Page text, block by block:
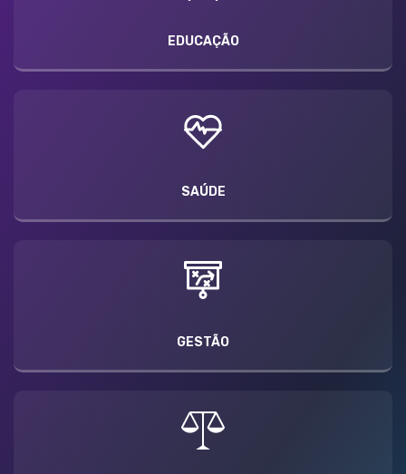
EDUCAÇÃO
SAÚDE
GESTÃO